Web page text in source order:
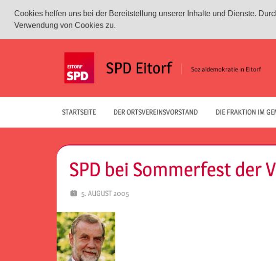
Cookies helfen uns bei der Bereitstellung unserer Inhalte und Dienste.
Verwendung von Cookies zu.
SPD Eitorf Sozialdemokratie in Eitorf
STARTSEITE DER ORTSVEREINSVORSTAND DIE FRAKTION IM
SPD bei Sommerfest der
5. AUGUST 2005